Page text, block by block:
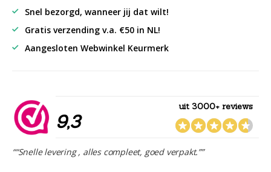
Snel bezorgd, wanneer jij dat wilt!
Gratis verzending v.a. €50 in NL!
Aangesloten Webwinkel Keurmerk
9,3
uit 3000+ reviews
““Snelle levering , alles compleet, goed verpakt.””